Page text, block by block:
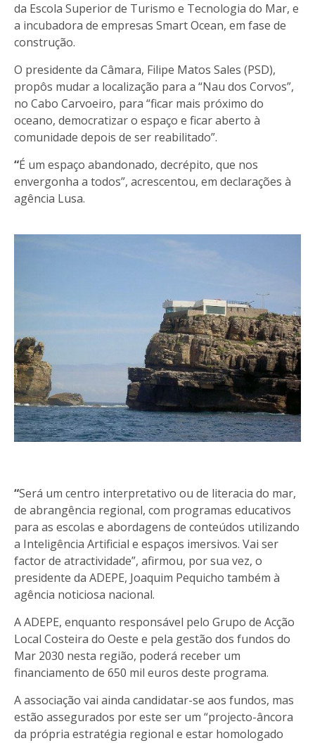
da Escola Superior de Turismo e Tecnologia do Mar, e
a incubadora de empresas Smart Ocean, em fase de
construção.
O presidente da Câmara, Filipe Matos Sales (PSD),
propôs mudar a localização para a “Nau dos Corvos”,
no Cabo Carvoeiro, para “ficar mais próximo do
oceano, democratizar o espaço e ficar aberto à
comunidade depois de ser reabilitado”.
“É um espaço abandonado, decrépito, que nos
envergonha a todos”, acrescentou, em declarações à
agência Lusa.
“Será um centro interpretativo ou de literacia do mar,
de abrangência regional, com programas educativos
para as escolas e abordagens de conteúdos utilizando
a Inteligência Artificial e espaços imersivos. Vai ser
factor de atractividade”, afirmou, por sua vez, o
presidente da ADEPE, Joaquim Pequicho também à
agência noticiosa nacional.
A ADEPE, enquanto responsável pelo Grupo de Acção
Local Costeira do Oeste e pela gestão dos fundos do
Mar 2030 nesta região, poderá receber um
financiamento de 650 mil euros deste programa.
A associação vai ainda candidatar-se aos fundos, mas
estão assegurados por este ser um “projecto-âncora
da própria estratégia regional e estar homologado